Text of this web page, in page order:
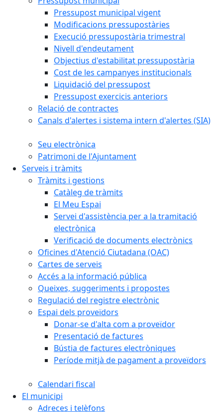
Pressupost municipal vigent
Modificacions pressupostàries
Execució pressupostària trimestral
Nivell d'endeutament
Objectius d'estabilitat pressupostària
Cost de les campanyes institucionals
Liquidació del pressupost
Pressupost exercicis anteriors
Relació de contractes
Canals d'alertes i sistema intern d'alertes (SIA)
Seu electrònica
Patrimoni de l'Ajuntament
Serveis i tràmits
Tràmits i gestions
Catàleg de tràmits
El Meu Espai
Servei d'assistència per a la tramitació
electrònica
Verificació de documents electrònics
Oficines d'Atenció Ciutadana (OAC)
Cartes de serveis
Accés a la informació pública
Queixes, suggeriments i propostes
Regulació del registre electrònic
Espai dels proveïdors
Donar-se d'alta com a proveïdor
Presentació de factures
Bústia de factures electròniques
Període mitjà de pagament a proveïdors
Calendari fiscal
El municipi
Adreces i telèfons